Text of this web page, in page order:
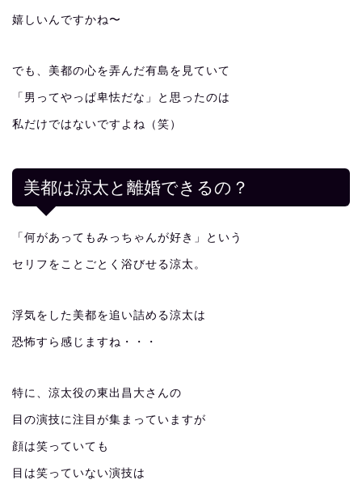
嬉しいんですかね〜
でも、美都の心を弄んだ有島を見ていて
「男ってやっぱ卑怯だな」と思ったのは
私だけではないですよね（笑）
美都は涼太と離婚できるの？
「何があってもみっちゃんが好き」という
セリフをことごとく浴びせる涼太。
浮気をした美都を追い詰める涼太は
恐怖すら感じますね・・・
特に、涼太役の東出昌大さんの
目の演技に注目が集まっていますが
顔は笑っていても
目は笑っていない演技は